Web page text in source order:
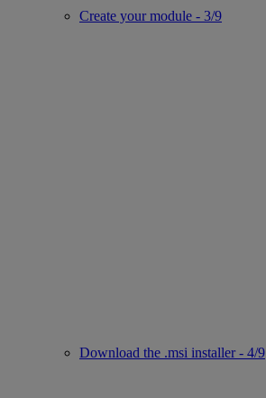
Create your module - 3/9
Download the .msi installer - 4/9